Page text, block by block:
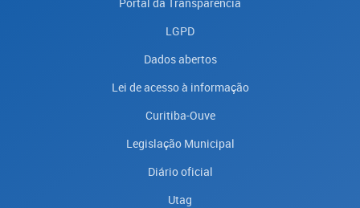
LGPD
Dados abertos
Lei de acesso à informação
Curitiba-Ouve
Legislação Municipal
Diário oficial
Utag